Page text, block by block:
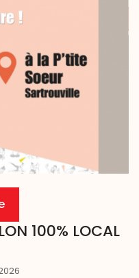
100% LOCAL